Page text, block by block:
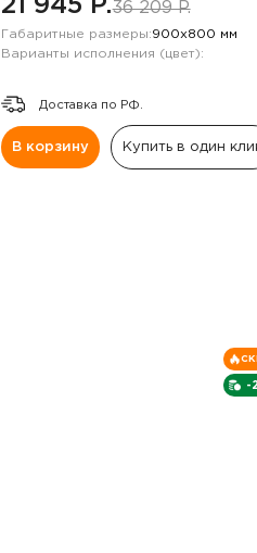
21 945 P.36 209 P.
Габаритные размеры:900х800 мм
Варианты исполнения (цвет):
Доставка по РФ.
В корзину Купить в один
-